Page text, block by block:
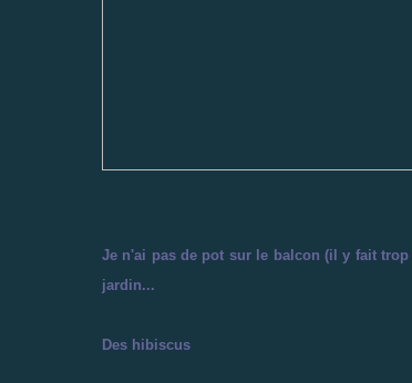
Je n'ai pas de pot sur le balcon (il y fait
jardin...
Des hibiscus